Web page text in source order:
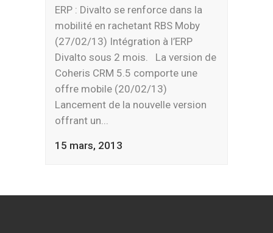
ERP : Divalto se renforce dans la
mobilité en rachetant RBS Moby
(27/02/13) Intégration à l’ERP
Divalto sous 2 mois. La version de
Coheris CRM 5.5 comporte une
offre mobile (20/02/13)
Lancement de la nouvelle version
offrant un...
15 mars, 2013